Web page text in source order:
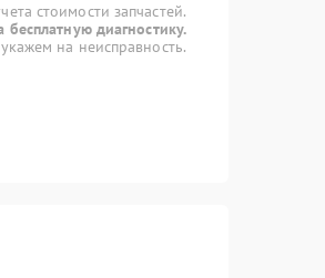
стоимости запчастей.
бесплатную диагностику.
на неисправность.